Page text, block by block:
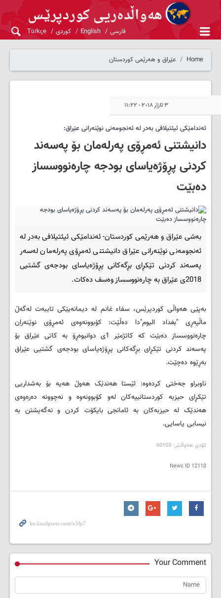
فارسی English کوردی Türkçe
Home عێراق و هەرێمی کوردستان
٣ ئازار ٢٠١٨ - ١١:٢٢
ئه‌ندامێکی ئیئتیلافی به‌در له‌ ئه‌نجومه‌نی نوێنه‌رانی عێراق:
دانیشتنی ئه‌مڕۆی په‌رله‌مان بۆ په‌سه‌ند
کردنی پڕۆژه‌یاسای بودجه‌ چاره‌نووسساز
ده‌بێت
به‌شی عێراق و هه‌رێمی کوردستان- ئه‌ندامێکی ئیئتیلافی به‌در له‌
ئه‌نجومه‌نی نوێنه‌رانی عێراق دانیشتنی ئه‌مڕۆی په‌رله‌مان له‌سه‌ر
په‌سه‌ند کردنی تێکڕای بڕگه‌کانی پڕۆژه‌یاسای بودجه‌ی گشتیی
2018ی عێراق به‌ چاره‌نووسساز وه‌سف ده‌کات.
به‌پێی هه‌واڵی کوردپرێس، سفاء غانم له‌ دیمانه‌یێکی تایبه‌ت له‌گه‌ڵ
ماڵپه‌ڕی "بغداد الیوم"دا ده‌ڵێت: کۆبوونه‌وه‌ی ئه‌مڕۆی نوێنه‌ران
چاره‌نووسساز ده‌بێت که‌ کاتژمێر 1ی دوانیوه‌ڕۆ به‌ کاتی عێراق بۆ
په‌سه‌ند کردنی تێکڕای بڕگه‌کانی پڕۆژه‌یاسای بودجه‌ی گشتیی عێراق
به‌ڕێوه ‌ده‌چێت.
ناوبراو جه‌ختی کرده‌وه‌: ئێستا هه‌ندێک هه‌وڵ هه‌یه‌ بۆ به‌شداریی
تێکڕای حیزبه‌ کوردستانییه‌کان له‌و کۆبوونه‌وه‌ و نه‌چوونه‌ ده‌ره‌وه‌ی
هه‌ندێک له‌ حیزبه‌کان به‌ ئامانجی بایکۆت کردن و نه‌گه‌یشتن به‌
نیسابی یاسایی.
کۆدی هه‌واڵنێر: 60103
News ID 12110
Your Comment